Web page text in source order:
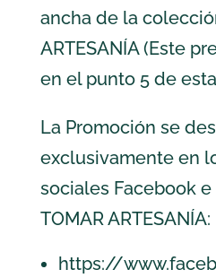
ancha de la
ARTESANÍA(Este
en el punto 5 de
La Promoción se
exclusivamente en
sociales Facebook
TOMAR ARTESANÍA:
https://